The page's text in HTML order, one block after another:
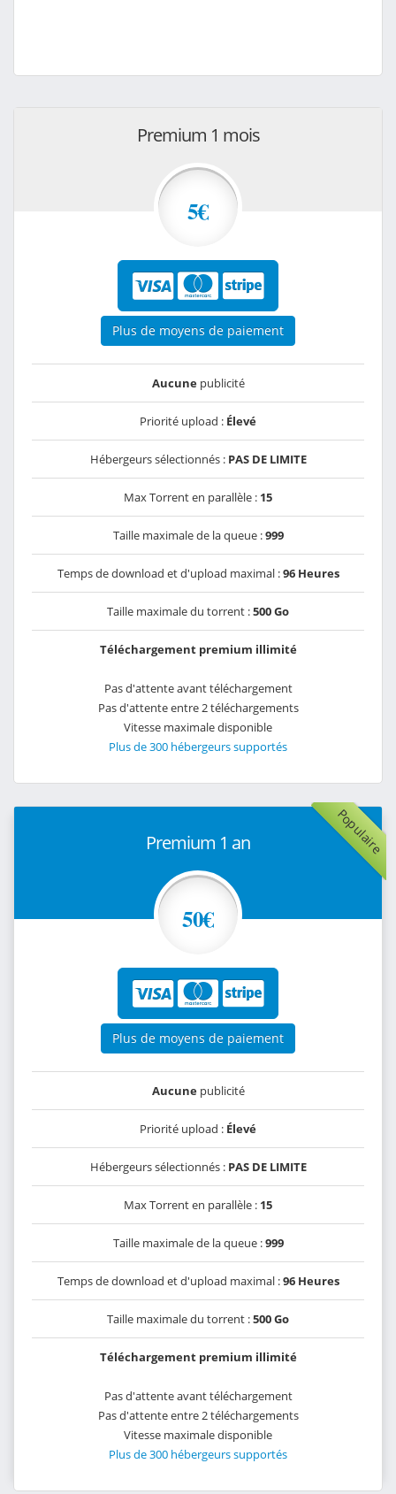
Premium 1 mois
5€
Plus de moyens de paiement
Aucunepublicité
Priorité upload : Élevé
Hébergeurs sélectionnés : PAS DE LIMITE
Max Torrent en parallèle : 15
Taille maximale de la queue :999
Temps de download et d'upload maximal :96 Heures
Taille maximale du torrent :500 Go
Téléchargement premium illimité
Pas d'attente avant téléchargement
Pas d'attente entre 2 téléchargements
Vitesse maximale disponible
Plus de 300 hébergeurs supportés
Populaire
Premium 1 an
50€
Plus de moyens de paiement
Aucunepublicité
Priorité upload : Élevé
Hébergeurs sélectionnés : PAS DE LIMITE
Max Torrent en parallèle : 15
Taille maximale de la queue :999
Temps de download et d'upload maximal :96 Heures
Taille maximale du torrent :500 Go
Téléchargement premium illimité
Pas d'attente avant téléchargement
Pas d'attente entre 2 téléchargements
Vitesse maximale disponible
Plus de 300 hébergeurs supportés